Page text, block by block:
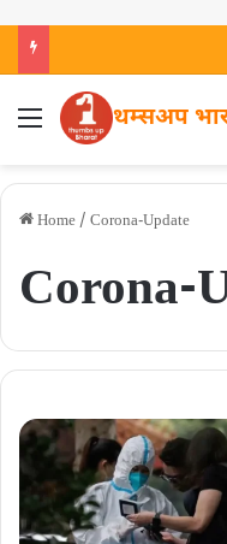
थम्सअप
Home / Corona-Update
Corona-